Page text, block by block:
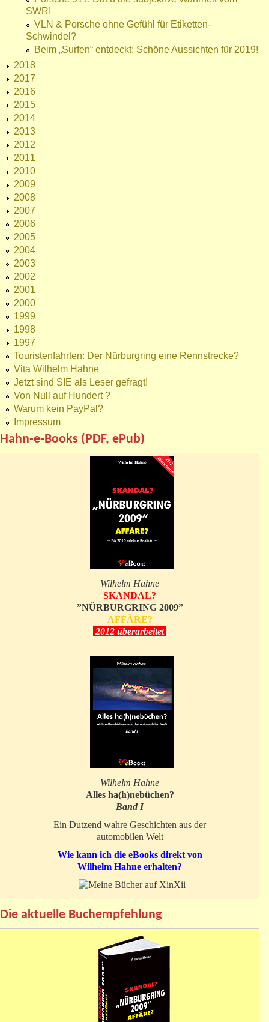
SWR!
VLN & Porsche ohne Gefühl für Etiketten-
Schwindel?
Beim „Surfen“ entdeckt: Schöne Aussichten für 2019!
2018
2017
2016
2015
2014
2013
2012
2011
2010
2009
2008
2007
2006
2005
2004
2003
2002
2001
2000
1999
1998
1997
Touristenfahrten: Der Nürburgring eine Rennstrecke?
Vita Wilhelm Hahne
Jetzt sind SIE als Leser gefragt!
Von Null auf Hundert ?
Warum kein PayPal?
Impressum
Hahn-e-Books (PDF, ePub)
Wilhelm Hahne
SKANDAL?
”NÜRBURGRING 2009”
AFFÄRE?
2012 überarbeitet
Wilhelm Hahne
Alles ha(h)nebüchen?
Band I
Ein Dutzend wahre Geschichten aus der
automobilen Welt
Wie kann ich die eBooks direkt von
Wilhelm Hahne erhalten?
Die aktuelle Buchempfehlung